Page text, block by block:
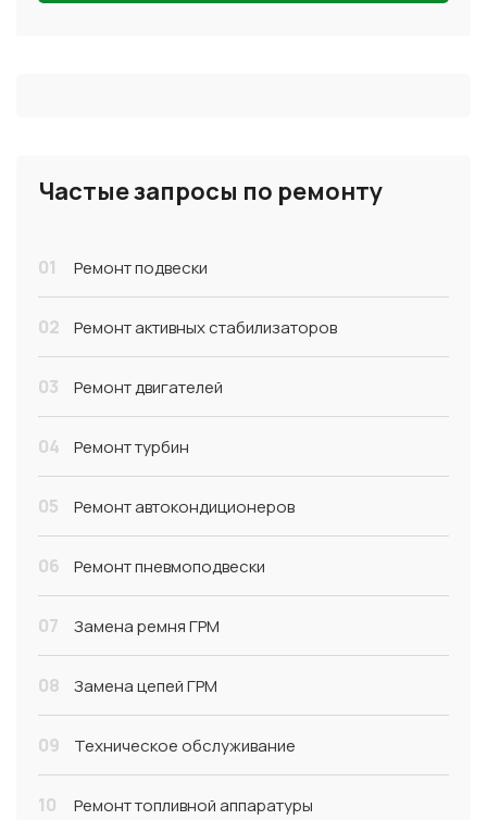
Частые запросы по ремонту
01 Ремонт подвески
02 Ремонт активных стабилизаторов
03 Ремонт двигателей
04 Ремонт турбин
05 Ремонт автокондиционеров
06 Ремонт пневмоподвески
07 Замена ремня ГРМ
08 Замена цепей ГРМ
09 Техническое обслуживание
10 Ремонт топливной аппаратуры